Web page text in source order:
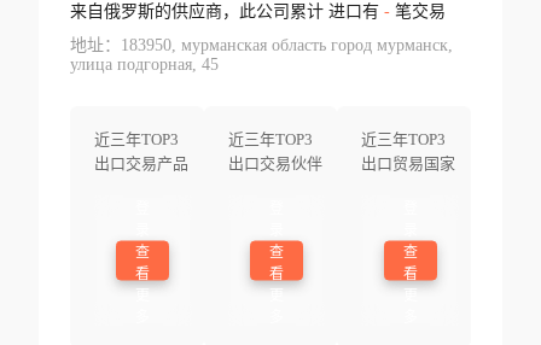
来自俄罗斯的供应商，此公司累计 进口有 -笔交易
地址：183950, мурманская область город мурманск,
улица подгорная, 45
近三年TOP3
出口交易产品
查
看
近三年TOP3
出口交易伙伴
查
看
近三年TOP3
出口贸易国家
查
看